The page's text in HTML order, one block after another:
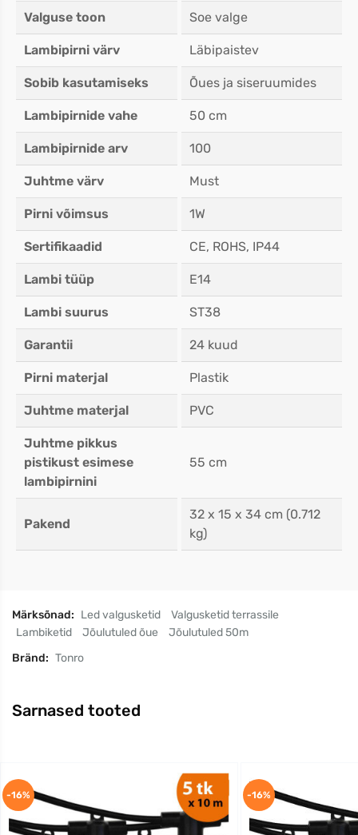
Valguse toon Soe valge
Lambipirni värv Läbipaistev
Sobib kasutamiseks Õues ja siseruumides
Lambipirnide vahe 50 cm
Lambipirnide arv 100
Juhtme värv Must
Pirni võimsus 1W
Sertifikaadid CE, ROHS, IP44
Lambi tüüp E14
Lambi suurus ST38
Garantii 24 kuud
Pirni materjal Plastik
Juhtme materjal PVC
Juhtme pikkus
pistikust esimese
lambipirnini
55 cm
Pakend
32 x 15 x 34 cm (0.712
kg)
Märksõnad: Led valgusketid
Valgusketid terrassile
Lambiketid
Jõulutuled õue
Jõulutuled 50m
Bränd: Tonro
Sarnased tooted
-16% -16%